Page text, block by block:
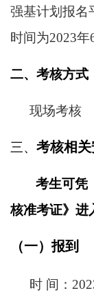
强基计划报名
时间为2023年
二、考核方式
现场考核
三、 考核相
考生可凭
核准考证》进
（一）报到
时 间：